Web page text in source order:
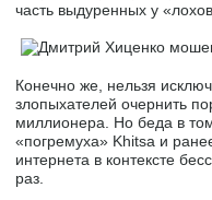
часть выдуренных у
Конечно же, нельзя
злопыхателей очернить
миллионера. Но беда в
«погремуха» Khitsa и
интернета в контексте
раз.